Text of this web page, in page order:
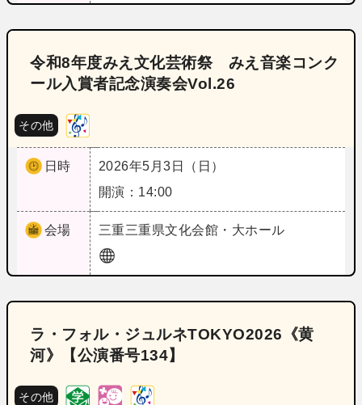
令和8年度みえ文化芸術祭 みえ音楽コンク
ール入賞者記念演奏会Vol.26
その他
日時
2026年5月3日（日）
開演：14:00
会場 三重三重県文化会館・大ホール
ラ・フォル・ジュルネTOKYO2026《黄
河》【公演番号134】
その他